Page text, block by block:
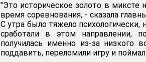
"Это историческое золото в миксте
время соревнования, - сказала
С утра было тяжело
сработали в этом направлении,
получилась именно из-за
поддавить, переломили игру и